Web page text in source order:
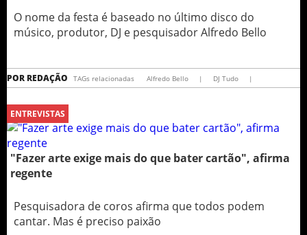
O nome da festa é baseado no último disco do
músico, produtor, DJ e pesquisador Alfredo Bello
POR REDAÇÃO TAGs relacionadas Alfredo Bello | DJ Tudo |
ENTREVISTAS
"Fazer arte exige mais do que bater cartão", afirma
regente
Pesquisadora de coros afirma que todos podem
cantar. Mas é preciso paixão